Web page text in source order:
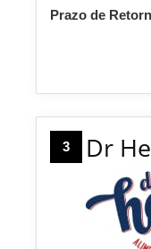
Prazo de
3 Dr